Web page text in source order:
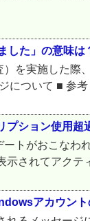
した」の意味は
を実施した
について ■ 参
ション使用超
トがおこな
されてアク
アカウン